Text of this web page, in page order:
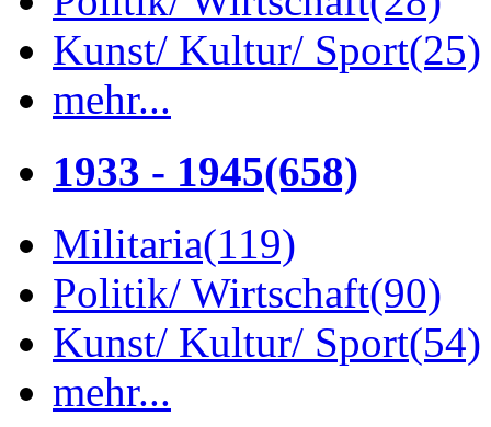
Kunst/ Kultur/ Sport(25)
mehr...
1933 - 1945(658)
Militaria(119)
Politik/ Wirtschaft(90)
Kunst/ Kultur/ Sport(54)
mehr...